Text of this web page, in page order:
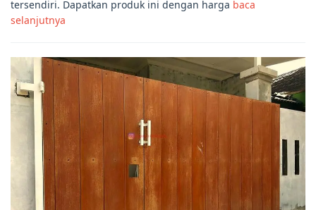
tersendiri. Dapatkan produk ini dengan harga baca
selanjutnya